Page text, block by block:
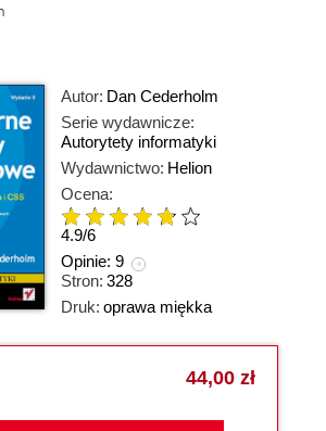
Autor: Dan Cederholm
Serie wydawnicze:
Autorytety informatyki
Wydawnictwo: Helion
Ocena:
4.9/6
Opinie: 9
Stron: 328
Druk: oprawa miękka
44,00 zł